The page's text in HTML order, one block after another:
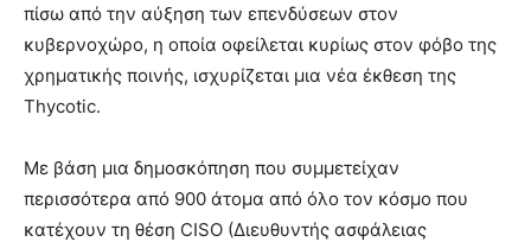
πίσω από την αύξηση των επενδύσεων στον
κυβερνοχώρο, η οποία οφείλεται κυρίως στον φόβο της
χρηματικής ποινής, ισχυρίζεται μια νέα έκθεση της
Thycotic.
Με βάση μια δημοσκόπηση που συμμετείχαν
περισσότερα από 900 άτομα από όλο τον κόσμο που
κατέχουν τη θέση CISO (Διευθυντής ασφάλειας